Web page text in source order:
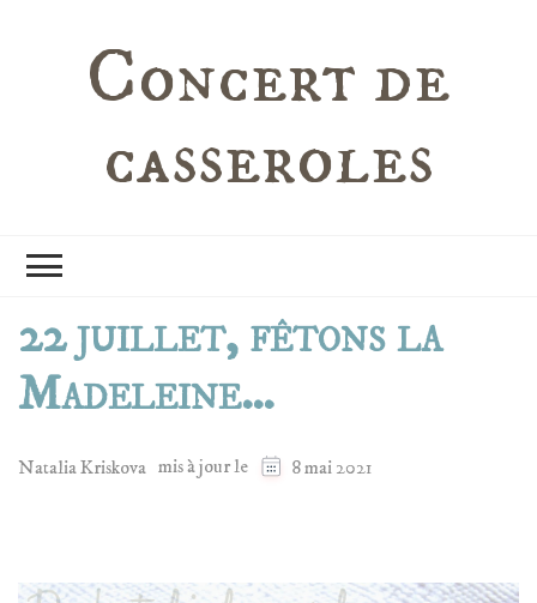
Concert de
casseroles
22 juillet, fêtons la
Madeleine…
Natalia Kriskova mis à jour le 8 mai 2021